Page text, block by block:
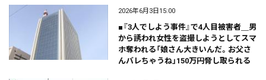
2026年6月3日15:00
■『3人でしよう事件』で4人目被害者＿男
から誘われ女性を盗撮しようとしてスマ
ホ奪われる「娘さん大きいんだ。お父さ
んバレちゃうね」150万円脅し取られる